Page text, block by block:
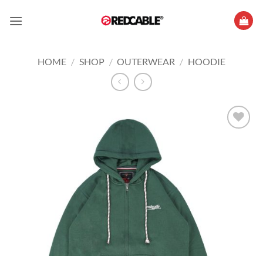
HOME / SHOP / OUTERWEAR / HOODIE